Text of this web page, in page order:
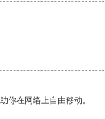
你在网络上自由移动。